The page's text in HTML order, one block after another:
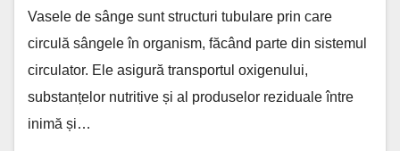
Vasele de sânge sunt structuri tubulare prin care
circulă sângele în organism, făcând parte din sistemul
circulator. Ele asigură transportul oxigenului,
substanțelor nutritive și al produselor reziduale între
inimă și…